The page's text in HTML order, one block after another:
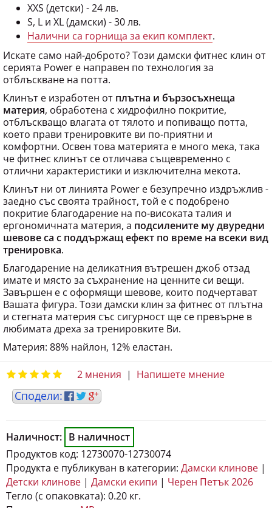
S, L и XL (дамски) - 30 лв.
Налични са горнища за екип комплект
Искате само най-доброто? Този дамски фитнес клин от
серията Power е направен по технология за
отблъскване на потта.
материя, обработена с хидрофилно покритие,
отблъскващо влагата от тялото и попиващо потта,
което прави тренировките ви по-приятни и
комфортни. Освен това материята е много мека, така
че фитнес клинът се отличава същевременно с
отлични характеристики и изключителна мекота.
Клинът ни от линията Power е безупречно издръжлив -
заедно със своята трайност, той е с подобрено
покритие благодарение на по-високата талия и
ергономичната материя, а подсилените му двуредни
шевове са с поддържащ ефект по време на всеки вид
тренировка .
Благодарение на деликатния вътрешен джоб отзад
имате и място за съхранение на ценните си вещи.
Завършен е с оформящи шевове, които подчертават
Вашата фигура. Този дамски клин за фитнес от плътна
и стегната материя със сигурност ще се превърне в
любимата дреха за тренировките Ви.
Материя: 88% найлон, 12% еластан.
2 мнения|Напишете мнение
В наличност
Продуктов код:12730070-12730074
Продукта е публикуван в категории:
Детски клинове|Дамски екипи|Черен Петък 2026
Тегло (с опаковката):0.20 кг.
Производител:MP